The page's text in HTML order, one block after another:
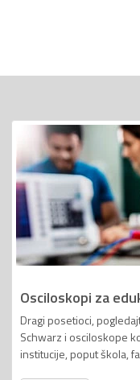
Osciloskopi za
Dragi posetioci,
Schwarz i osciloskope
institucije, poput škola,